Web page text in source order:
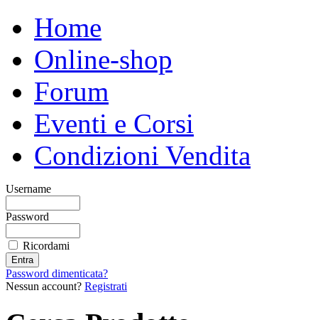
Home
Online-shop
Forum
Eventi e Corsi
Condizioni Vendita
Username
Password
Ricordami
Password dimenticata?
Nessun account? Registrati